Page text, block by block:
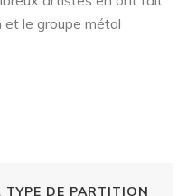
le groupe métal
TYPE DE PARTITION